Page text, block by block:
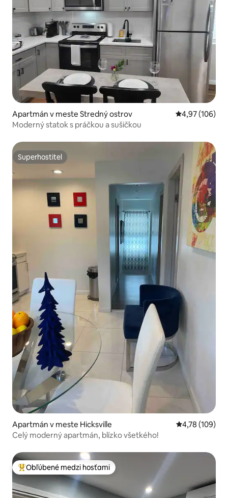
Apartmán v meste Stredný ostrov Priemerné
4,97 (106)
Moderný statok s práčkou a sušičkou
Superhostiteľ
Superhostiteľ
Apartmán v meste Hicksville Priemerné
4,78 (109)
Celý moderný apartmán, blízko všetkého!
Najobľúbenejšie medzi hosťami
Obľúbené medzi hosťami